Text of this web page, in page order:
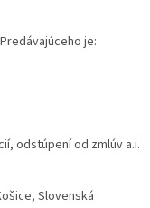
je:
odstúpení od zmlúv a.i.
Slovenská